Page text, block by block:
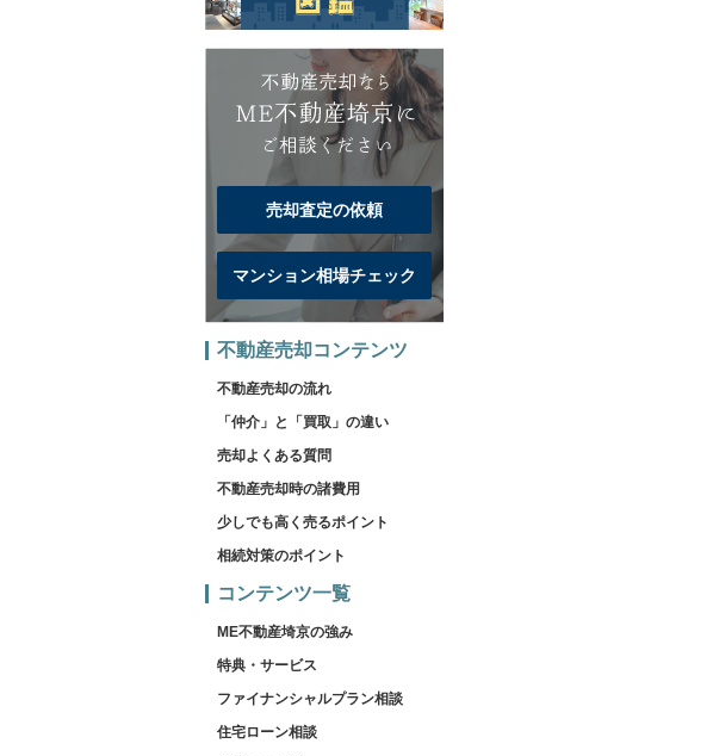
売却査定の依頼
マンション相場チェック
不動産売却コンテンツ
不動産売却の流れ
「仲介」と「買取」の違い
売却よくある質問
不動産売却時の諸費用
少しでも高く売るポイント
相続対策のポイント
コンテンツ一覧
ME不動産埼京の強み
特典・サービス
ファイナンシャルプラン相談
住宅ローン相談